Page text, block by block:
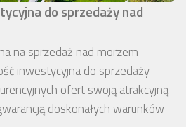
do sprzedaży nad
na sprzedaż nad morzem
inwestycyjna do sprzedaży
ofert swoją atrakcyjną
doskonałych warunków